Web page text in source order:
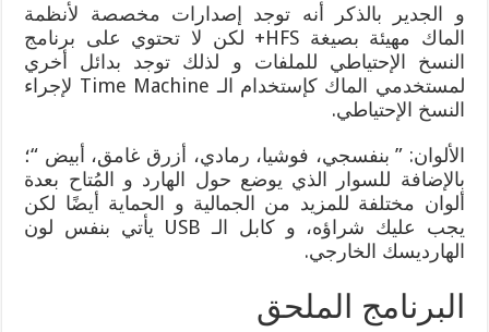
و الجدير بالذكر أنه توجد إصدارات مخصصة لأنظمة
الماك مهيئة بصيغة HFS+ لكن لا تحتوي على برنامج
النسخ الإحتياطي للملفات و لذلك توجد بدائل أخري
لمستخدمي الماك كإستخدام الـ Time Machine لإجراء
النسخ الإحتياطي.
الألوان: ” بنفسجي، فوشيا، رمادي، أزرق غامق، أبيض “؛
بالإضافة للسوار الذي يوضع حول الهارد و المُتاح بعدة
ألوان مختلفة للمزيد من الجمالية و الحماية أيضًا لكن
يجب عليك شراؤه، و كابل الـ USB يأتي بنفس لون
الهارديسك الخارجي.
البرنامج الملحق